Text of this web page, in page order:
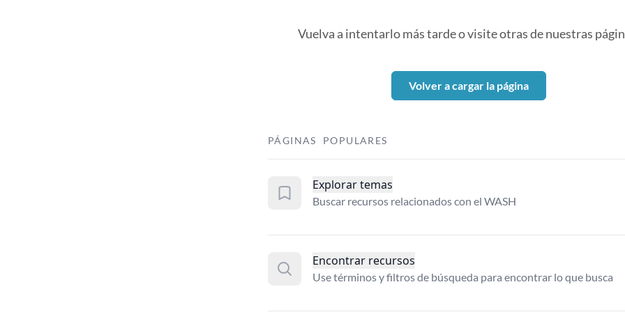
Vuelva a intentarlo más tarde o visite otras de nuestras
Volver a cargar la página
PÁGINAS POPULARES
Explorar temas
Buscar recursos relacionados con el WASH
Encontrar recursos
Use términos y filtros de búsqueda para encontrar lo que busca